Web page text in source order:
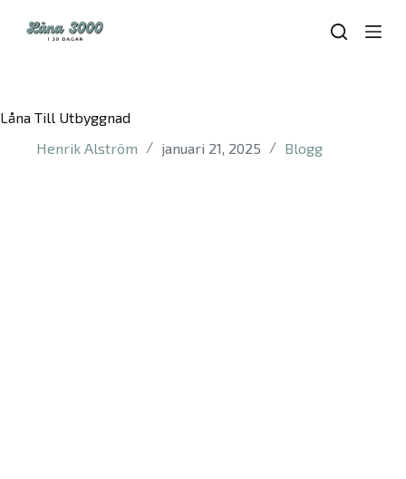
c
Låna Till Utbyggnad
Henrik Alström
januari 21, 2025 Blogg